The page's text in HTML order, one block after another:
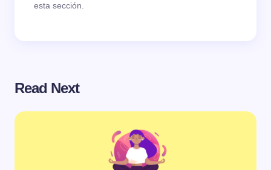
esta sección.
Read Next